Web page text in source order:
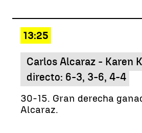
13:25
Carlos Alcaraz - Karen
directo: 6-3, 3-6, 4-4
30-15. Gran derecha
Alcaraz.